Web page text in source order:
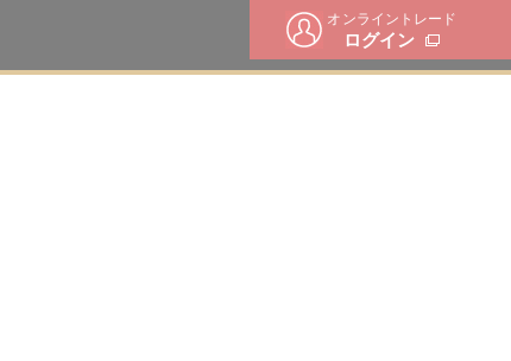
オンライントレード
ログイン